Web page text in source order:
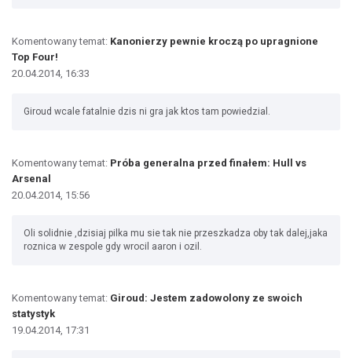
Komentowany temat: Kanonierzy pewnie kroczą po upragnione
Top Four!
20.04.2014, 16:33
Giroud wcale fatalnie dzis ni gra jak ktos tam powiedzial.
Komentowany temat: Próba generalna przed finałem: Hull vs
Arsenal
20.04.2014, 15:56
Oli solidnie ,dzisiaj pilka mu sie tak nie przeszkadza oby tak dalej,jaka
roznica w zespole gdy wrocil aaron i ozil.
Komentowany temat: Giroud: Jestem zadowolony ze swoich
statystyk
19.04.2014, 17:31